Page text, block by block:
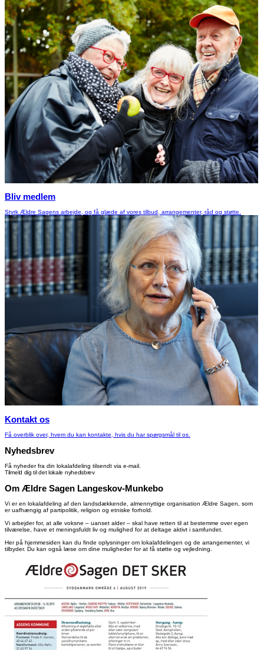
Bliv medlem
Styrk Ældre Sagens arbejde, og få glæde af vores tilbud, arrangementer, råd og støtte.
Kontakt os
Få overblik over, hvem du kan kontakte, hvis du har spørgsmål til os.
Nyhedsbrev
Få nyheder fra din lokalafdeling tilsendt via e-mail.
Tilmeld dig til det lokale nyhedsbrev
Om Ældre Sagen Langeskov-Munkebo
Vi er en lokalafdeling af den landsdækkende, almennyttige organisation Ældre Sagen, som
er uafhængig af partipolitik, religion og etniske forhold.
Vi arbejder for, at alle voksne – uanset alder – skal have retten til at bestemme over egen
tilværelse, have et meningsfuldt liv og mulighed for at deltage aktivt i samfundet.
Her på hjemmesiden kan du finde oplysninger om lokalafdelingen og de arrangementer, vi
tilbyder. Du kan også læse om dine muligheder for at få støtte og vejledning.